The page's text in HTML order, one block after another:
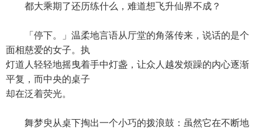
都大乘期了还历练什么，难道想飞升仙界不成？
「停下。」温柔地言语从厅堂的角落传来，说话的是个
面相慈爱的女子。执
灯道人轻轻地摇曳着手中灯盏，让众人越发烦躁的内心逐渐
平复，而中央的桌子
却在泛着荧光。
舞梦臾从桌下掏出一个小巧的拨浪鼓：虽然它在不断地